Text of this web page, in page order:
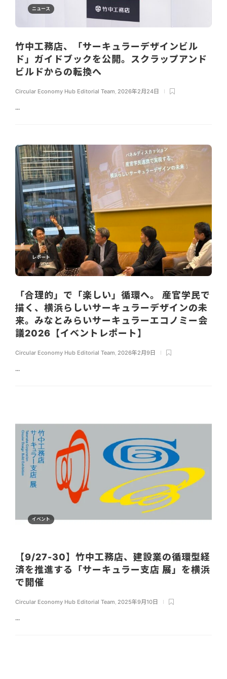
ニュース
竹中工務店、「サーキュラーデザインビル
ド」ガイドブックを公開。スクラップアンド
ビルドからの転換へ
Circular Economy Hub Editorial Team 2026年2月24日
...
レポート
「合理的」で「楽しい」循環へ。 産官学民で
描く、横浜らしいサーキュラーデザインの未
来。みなとみらいサーキュラーエコノミー会
議2026【イベントレポート】
Circular Economy Hub Editorial Team 2026年2月9日
...
イベント
【9/27-30】竹中工務店、建設業の循環型経
済を推進する「サーキュラー支店 展」を横浜
で開催
Circular Economy Hub Editorial Team 2025年9月10日
...